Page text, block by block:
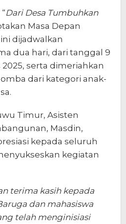
Dari Desa Tumbuhkan
Masa Depan
dijadwalkan
dua hari, dari tanggal 9
serta dimeriahkan
dari kategori anak-
Timur, Asisten
Masdin,
kepada seluruh
kegiatan
terima kasih kepada
dan mahasiswa
telah menginisiasi